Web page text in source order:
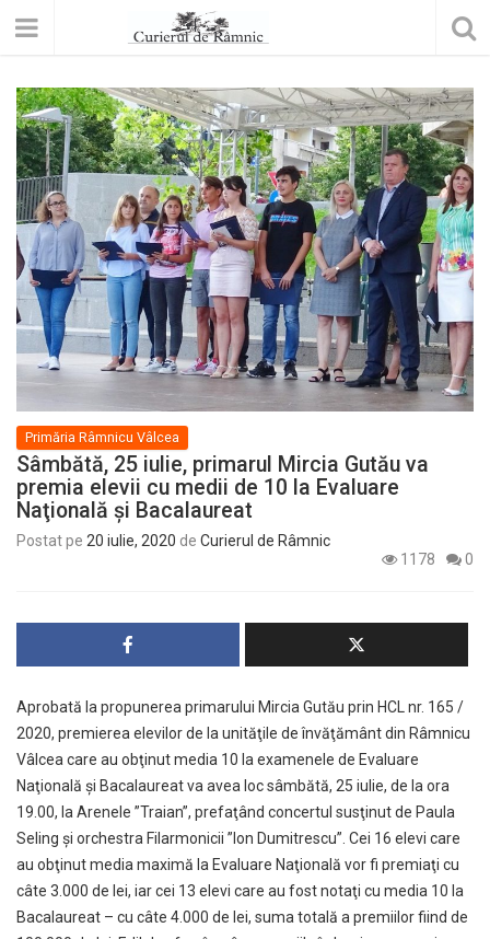
Primăria Râmnicu Vâlcea
Sâmbătă, 25 iulie, primarul Mircia Gutău va
premia elevii cu medii de 10 la Evaluare
Naţională şi Bacalaureat
Postat pe 20 iulie, 2020 de Curierul de Râmnic
1178
0
Aprobată la propunerea primarului Mircia Gutău prin HCL nr. 165 /
2020, premierea elevilor de la unităţile de învăţământ din Râmnicu
Vâlcea care au obţinut media 10 la examenele de Evaluare
Naţională şi Bacalaureat va avea loc sâmbătă, 25 iulie, de la ora
19.00, la Arenele ”Traian”, prefaţând concertul susţinut de Paula
Seling şi orchestra Filarmonicii ”Ion Dumitrescu”. Cei 16 elevi care
au obţinut media maximă la Evaluare Naţională vor fi premiaţi cu
câte 3.000 de lei, iar cei 13 elevi care au fost notaţi cu media 10 la
Bacalaureat – cu câte 4.000 de lei, suma totală a premiilor fiind de